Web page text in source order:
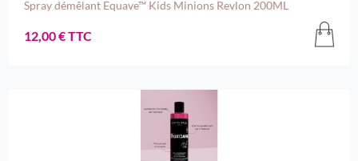
Spray démêlant Equave™ Kids Minions Revlon 200ML
12,00 € TTC